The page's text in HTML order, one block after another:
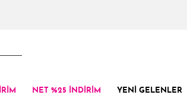
NET %25 İNDİRİM YENİ GELENLER